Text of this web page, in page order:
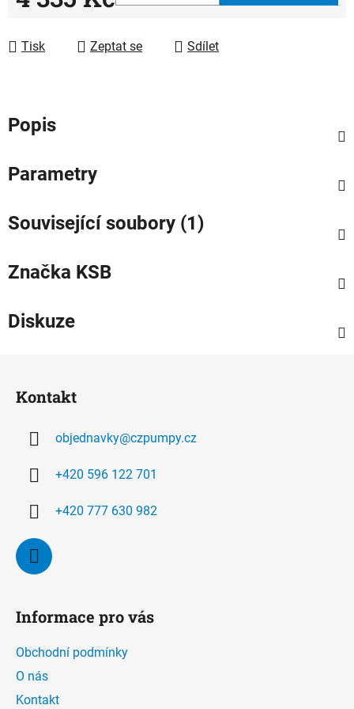
Tisk Zeptat se Sdílet
Popis
Parametry
Související soubory (1)
Značka KSB
Diskuze
Kontakt
objednavky@czpumpy.cz
+420 596 122 701
+420 777 630 982
Informace pro vás
Obchodní podmínky
O nás
Kontakt